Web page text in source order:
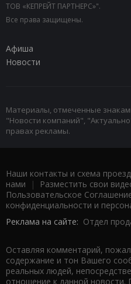
ТОВ «КЕПРЕЙТ ПАРТНЕРС»".
Все права защищены.
Афиша
Новости
Материалы, отмеченные
"Новости компаний",
правах рекламы.
Наши контакты и схема
нами | Разместить свои
Пользовательское
конфиденциальности и
Реклама на сайте: Отдел
Оставляя комментарий,
содержание и тон Вашего
реальных людей,
отношение к данной новости.